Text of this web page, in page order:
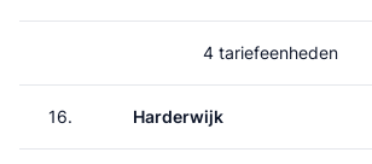
4 tariefeenheden
16. Harderwijk